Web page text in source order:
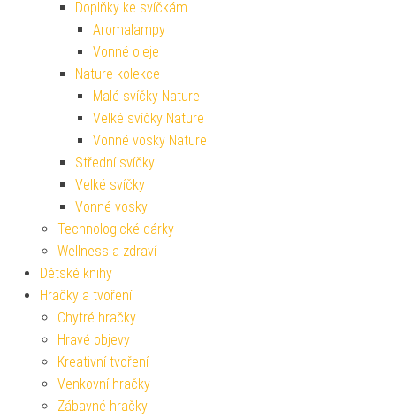
Doplňky ke svíčkám
Aromalampy
Vonné oleje
Nature kolekce
Malé svíčky Nature
Velké svíčky Nature
Vonné vosky Nature
Střední svíčky
Velké svíčky
Vonné vosky
Technologické dárky
Wellness a zdraví
Dětské knihy
Hračky a tvoření
Chytré hračky
Hravé objevy
Kreativní tvoření
Venkovní hračky
Zábavné hračky